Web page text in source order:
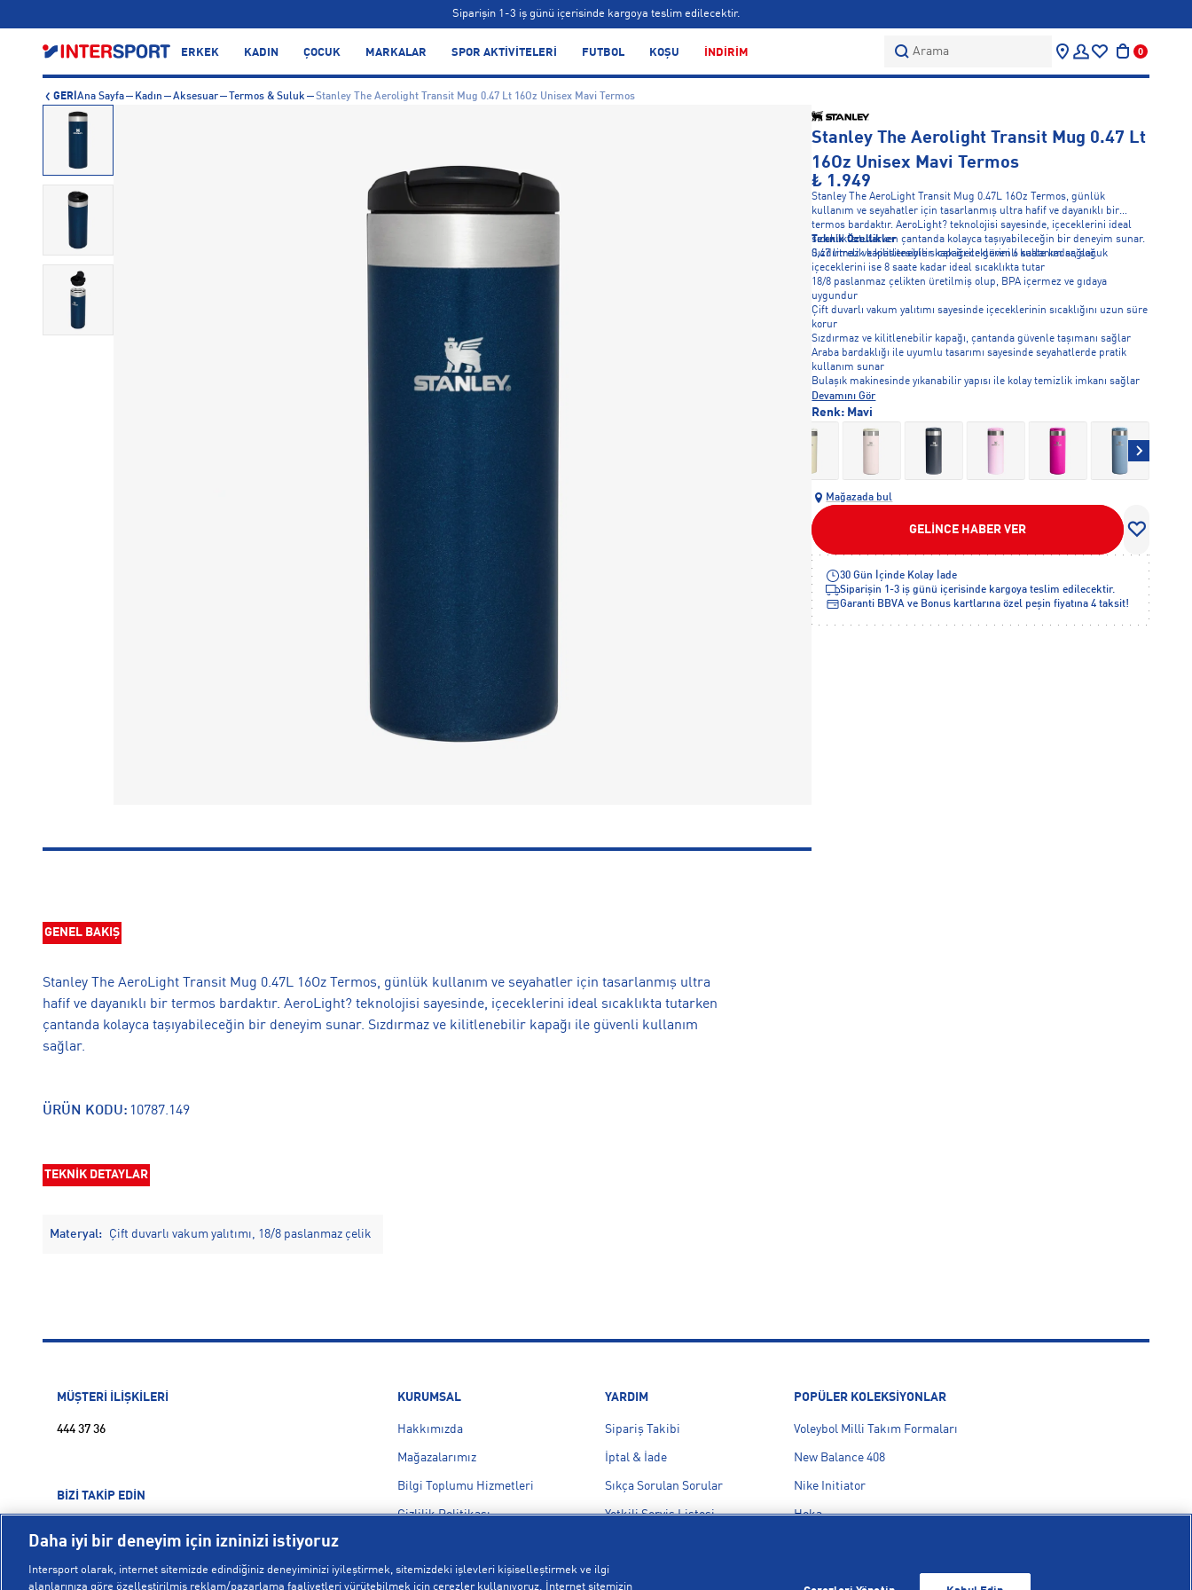
Siparişin 1-3 iş günü içerisinde kargoya teslim edilecektir.
Bonus kartlara özel vade farksız taksit seçenekleri!
ERKEK KADIN ÇOCUK MARKALAR SPOR AKTİVİTELERİ FUTBOL KOŞU İNDİRİM Arama 0
GERİ Ana Sayfa Kadın Aksesuar Termos & Suluk Stanley The Aerolight Transit Mug 0.47 Lt 16Oz Unisex Mavi Termos
GENEL BAKIŞ
Stanley The AeroLight Transit Mug 0.47L 16Oz Termos, günlük kullanım ve seyahatler için tasarlanmış ultra
hafif ve dayanıklı bir termos bardaktır. AeroLight? teknolojisi sayesinde, içeceklerini ideal sıcaklıkta tutarken
çantanda kolayca taşıyabileceğin bir deneyim sunar. Sızdırmaz ve kilitlenebilir kapağı ile güvenli kullanım
sağlar.
ÜRÜN KODU: 10787.149
TEKNİK DETAYLAR
Materyal: Çift duvarlı vakum yalıtımı, 18/8 paslanmaz çelik
Stanley The Aerolight Transit Mug 0.47 Lt
16Oz Unisex Mavi Termos
₺ 1.949
Stanley The AeroLight Transit Mug 0.47L 16Oz Termos, günlük
kullanım ve seyahatler için tasarlanmış ultra hafif ve dayanıklı bir
termos bardaktır. AeroLight? teknolojisi sayesinde, içeceklerini ideal
sıcaklıkta tutarken çantanda kolayca taşıyabileceğin bir deneyim sunar.
Sızdırmaz ve kilitlenebilir kapağı ile güvenli kullanım sağlar.
Teknik Özellikler
0,47 litrelik kapasitesiyle sıcak içeceklerini 6 saate kadar, soğuk
içeceklerini ise 8 saate kadar ideal sıcaklıkta tutar
18/8 paslanmaz çelikten üretilmiş olup, BPA içermez ve gıdaya
uygundur
Çift duvarlı vakum yalıtımı sayesinde içeceklerinin sıcaklığını uzun süre
korur
Sızdırmaz ve kilitlenebilir kapağı, çantanda güvenle taşımanı sağlar
Araba bardaklığı ile uyumlu tasarımı sayesinde seyahatlerde pratik
kullanım sunar
Bulaşık makinesinde yıkanabilir yapısı ile kolay temizlik imkanı sağlar
Devamını Gör
Renk: Mavi
Mağazada bul
GELİNCE HABER VER
30 Gün İçinde Kolay İade
Siparişin 1-3 iş günü içerisinde kargoya teslim edilecektir.
Garanti BBVA ve Bonus kartlarına özel peşin fiyatına 4 taksit!
MÜŞTERİ İLİŞKİLERİ
444 37 36
BİZİ TAKİP EDİN
KURUMSAL
Hakkımızda
Mağazalarımız
Bilgi Toplumu Hizmetleri
Gizlilik Politikası
Kampanyalar
YARDIM
Sipariş Takibi
İptal & İade
Sıkça Sorulan Sorular
Yetkili Servis Listesi
POPÜLER KOLEKSİYONLAR
Voleybol Milli Takım Formaları
New Balance 408
Nike Initiator
Hoka
Daha iyi bir deneyim için izninizi istiyoruz
Intersport olarak, internet sitemizde edindiğiniz deneyiminizi iyileştirmek, sitemizdeki işlevleri kişiselleştirmek ve ilgi
alanlarınıza göre özelleştirilmiş reklam/pazarlama faaliyetleri yürütebilmek için çerezler kullanıyoruz. İnternet sitemizin